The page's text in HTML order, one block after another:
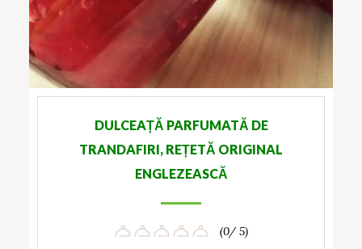
DULCEAȚĂ PARFUMATĂ DE
TRANDAFIRI, REȚETĂ ORIGINAL
ENGLEZEASCĂ
(0/ 5)